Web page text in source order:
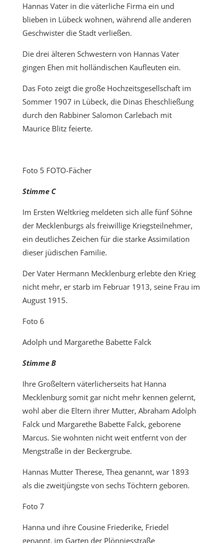
Hannas Vater in die väterliche Firma ein und
blieben in Lübeck wohnen, während alle anderen
Geschwister die Stadt verließen.
Die drei älteren Schwestern von Hannas Vater
gingen Ehen mit holländischen Kaufleuten ein.
Das Foto zeigt die große Hochzeitsgesellschaft im
Sommer 1907 in Lübeck, die Dinas Eheschließung
durch den Rabbiner Salomon Carlebach mit
Maurice Blitz feierte.
Foto 5 FOTO-Fächer
Stimme C
Im Ersten Weltkrieg meldeten sich alle fünf Söhne
der Mecklenburgs als freiwillige Kriegsteilnehmer,
ein deutliches Zeichen für die starke Assimilation
dieser jüdischen Familie.
Der Vater Hermann Mecklenburg erlebte den Krieg
nicht mehr, er starb im Februar 1913, seine Frau im
August 1915.
Foto 6
Adolph und Margarethe Babette Falck
Stimme B
Ihre Großeltern väterlicherseits hat Hanna
Mecklenburg somit gar nicht mehr kennen gelernt,
wohl aber die Eltern ihrer Mutter, Abraham Adolph
Falck und Margarethe Babette Falck, geborene
Marcus. Sie wohnten nicht weit entfernt von der
Mengstraße in der Beckergrube.
Hannas Mutter Therese, Thea genannt, war 1893
als die zweitjüngste von sechs Töchtern geboren.
Foto 7
Hanna und ihre Cousine Friederike, Friedel
genannt, im Garten der Plönniesstraße